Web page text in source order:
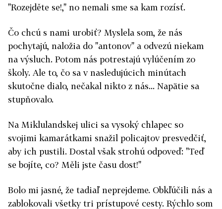
"Rozejděte se!," no nemali sme sa kam rozísť.
Čo chcú s nami urobiť? Myslela som, že nás
pochytajú, naložia do "antonov" a odvezú niekam
na výsluch. Potom nás potrestajú vylúčením zo
školy. Ale to, čo sa v nasledujúcich minútach
skutočne dialo, nečakal nikto z nás... Napätie sa
stupňovalo.
Na Miklulandskej ulici sa vysoký chlapec so
svojimi kamarátkami snažil policajtov presvedčiť,
aby ich pustili. Dostal však strohú odpoveď: "Teď
se bojíte, co? Měli jste času dost!"
Bolo mi jasné, že tadiaľ neprejdeme. Obkľúčili nás a
zablokovali všetky tri prístupové cesty. Rýchlo som